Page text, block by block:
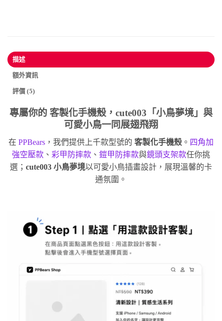
描述
額外資訊
評價 (5)
專屬你的 客製化手機殼，cute003「小鳥夢境」與
可愛小鳥一同展翅飛翔
在 PPBears ，我們提供上千款型號的 客製化手機殼 。 四角加
強空壓款 、 彩甲防摔款 、 鎧甲防摔款與鏡頭支架款任你挑
選； cute003 小鳥夢境以可愛小鳥插畫設計，展現溫馨的卡
通氛圍。